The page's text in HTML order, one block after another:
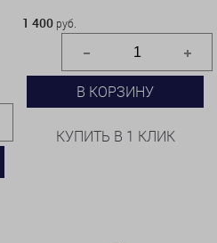
1 400 руб.
В КОРЗИНУ
КУПИТЬ В 1 КЛИК